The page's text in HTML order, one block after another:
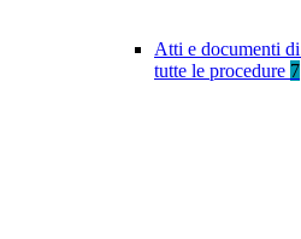
Atti e documenti
tutte le procedure 7